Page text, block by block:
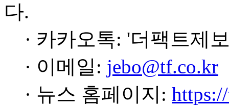
다.
· 카카오톡: '더팩트제
· 이메일: jebo@tf.co.kr
· 뉴스 홈페이지: